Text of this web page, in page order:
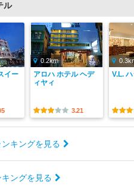
ル
イー
0.2km
アロハ ホテル ヘデ
ィヤィ
3.21
V.L.
キングを見る
ングを見る